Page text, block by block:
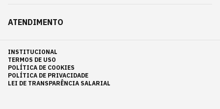
ATENDIMENTO
INSTITUCIONAL
TERMOS DE USO
POLÍTICA DE COOKIES
POLÍTICA DE PRIVACIDADE
LEI DE TRANSPARÊNCIA SALARIAL